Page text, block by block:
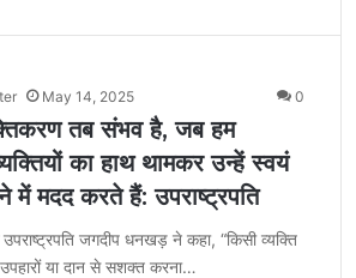
May 14, 2025 0
तब संभव है, जब हम
का हाथ थामकर उन्हें स्वयं
में मदद करते हैं: उपराष्ट्रपति
जगदीप धनखड़ ने कहा, “किसी व्यक्ति
या दान से सशक्त करना…